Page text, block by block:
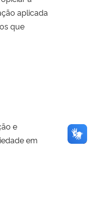
aplicada
que
e
em